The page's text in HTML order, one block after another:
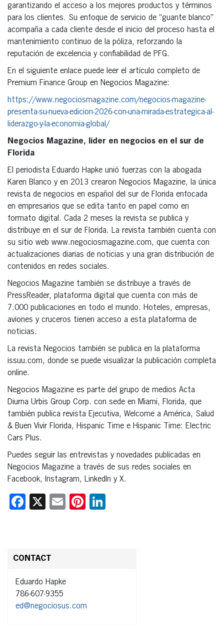
garantizando el acceso a los mejores productos y términos
para los clientes. Su enfoque de servicio de “guante blanco”
acompaña a cada cliente desde el inicio del proceso hasta el
mantenimiento continuo de la póliza, reforzando la
reputación de excelencia y confiabilidad de PFG.
En el siguiente enlace puede leer el artículo completo de
Premium Finance Group en Negocios Magazine:
https://www.negociosmagazine.com/negocios-magazine-
presenta-su-nueva-edicion-2026-con-una-mirada-estrategica-al-
liderazgo-y-la-economia-global/
Negocios Magazine, líder en negocios en el sur de
Florida
El periodista Eduardo Hapke unió fuerzas con la abogada
Karen Blanco y en 2013 crearon Negocios Magazine, la única
revista de negocios en español del sur de Florida enfocada
en empresarios que se edita tanto en papel como en
formato digital. Cada 2 meses la revista se publica y
distribuye en el sur de Florida. La revista también cuenta con
su sitio web www.negociosmagazine.com, que cuenta con
actualizaciones diarias de noticias y una gran distribución de
contenidos en redes sociales.
Negocios Magazine también se distribuye a través de
PressReader, plataforma digital que cuenta con más de
7.000 publicaciones en todo el mundo. Hoteles, empresas,
aviones y cruceros tienen acceso a esta plataforma de
noticias.
La revista Negocios también se publica en la plataforma
issuu.com, donde se puede visualizar la publicación completa
online.
Negocios Magazine es parte del grupo de medios Acta
Diurna Urbis Group Corp. con sede en Miami, Florida, que
también publica revista Ejecutiva, Welcome a América, Salud
& Buen Vivir Florida, Hispanic Time e Hispanic Time: Electric
Cars Plus.
Puedes seguir las entrevistas y novedades publicadas en
Negocios Magazine a través de sus redes sociales en
Facebook, Instagram, LinkedIn y X.
Facebook
X EmailPinterest
CONTACT
Eduardo Hapke
786-607-9355
ed@negociosus.com